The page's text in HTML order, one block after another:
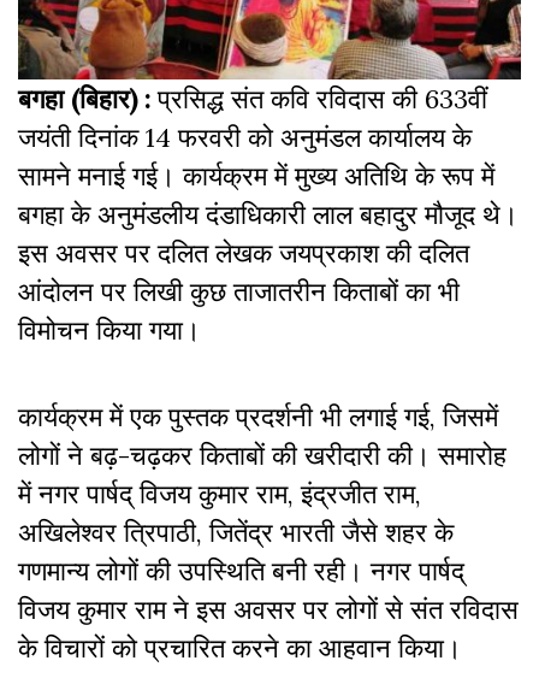
बगहा (बिहार) :प्रसिद्ध संत कवि रविदास की 633वीं
जयंती दिनांक 14 फरवरी को अनुमंडल कार्यालय के
सामने मनाई गई। कार्यक्रम में मुख्य अतिथि के रूप में
बगहा के अनुमंडलीय दंडाधिकारी लाल बहादुर मौजूद थे।
इस अवसर पर दलित लेखक जयप्रकाश की दलित
आंदोलन पर लिखी कुछ ताजातरीन किताबों का भी
विमोचन किया गया।
कार्यक्रम में एक पुस्तक प्रदर्शनी भी लगाई गई, जिसमें
लोगों ने बढ़-चढ़कर किताबों की खरीदारी की। समारोह
में नगर पार्षद् विजय कुमार राम, इंद्रजीत राम,
अखिलेश्वर त्रिपाठी, जितेंद्र भारती जैसे शहर के
गणमान्य लोगों की उपस्थिति बनी रही। नगर पार्षद्
विजय कुमार राम ने इस अवसर पर लोगों से संत रविदास
के विचारों को प्रचारित करने का आहवान किया।